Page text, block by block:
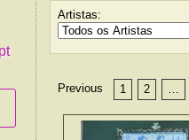
Artistas:
Previous 1 2 …